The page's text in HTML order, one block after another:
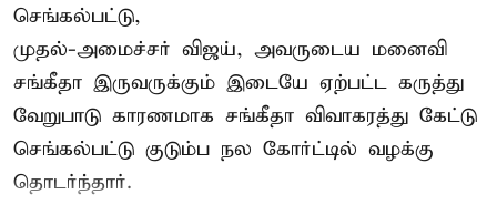
செங்கல்பட்டு,
முதல்-அமைச்சர் விஜய், அவருடைய மனைவி
சங்கீதா இருவருக்கும் இடையே ஏற்பட்ட கருத்து
வேறுபாடு காரணமாக சங்கீதா விவாகரத்து கேட்டு
செங்கல்பட்டு குடும்ப நல கோர்ட்டில் வழக்கு
தொடர்ந்தார்.